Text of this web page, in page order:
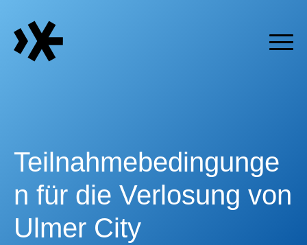
Teilnahmebedingunge
n für die Verlosung von
Ulmer City